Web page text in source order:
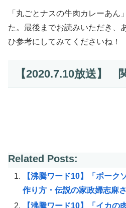
「丸ごとナスの牛肉カレーあん
た。最後までお読みいただき、
ひ参考にしてみてくださいね！
【2020.7.10放送】
Related Posts:
【沸騰ワード10】「ポーク
作り方・伝説の家政婦志麻
【沸騰ワード10】「イカの